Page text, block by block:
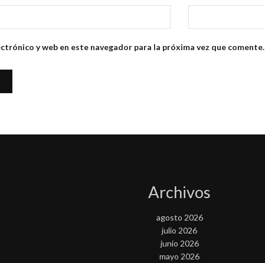
y web en este navegador para la próxima vez que comente.
Archivos
agosto 2026
julio 2026
junio 2026
mayo 2026